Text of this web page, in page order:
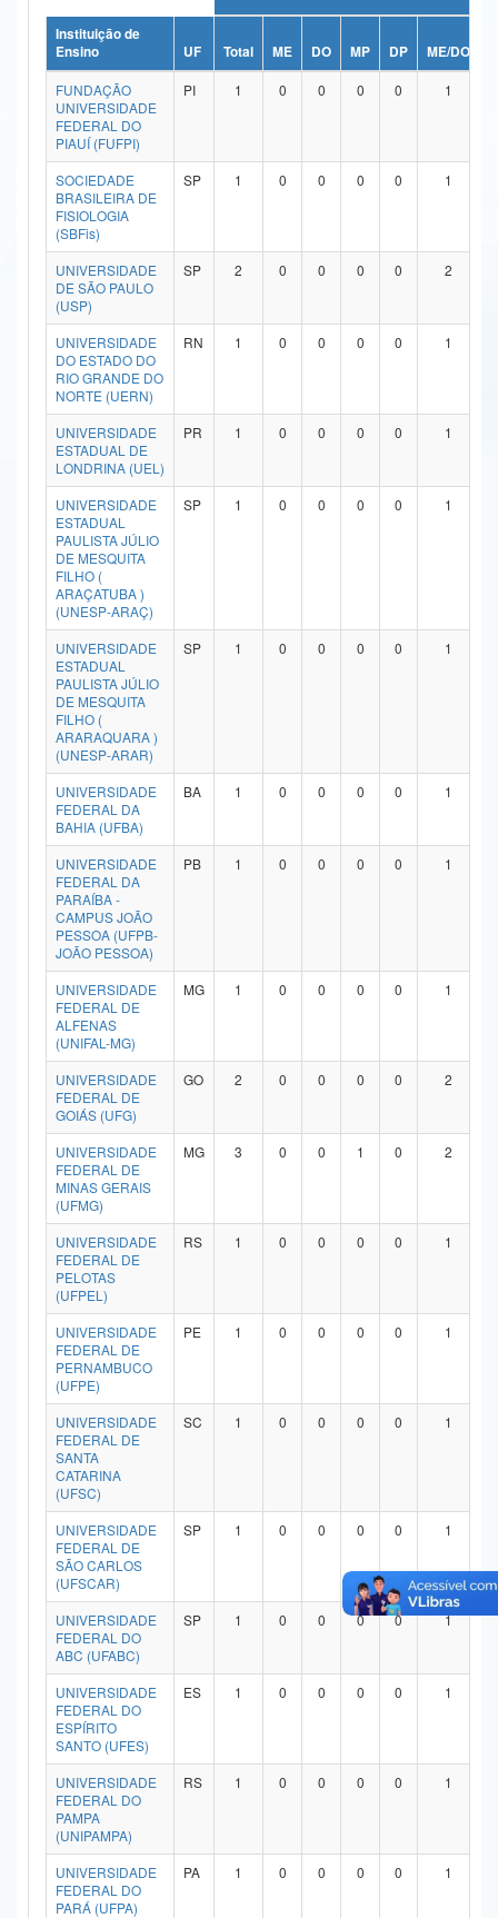
Ministério da Ciência, Tecnologia, Inovações e Comunicações
Ministério do Meio Ambiente
Ministério do Turismo
Ministério do Desenvolvimento Regional
Controladoria-Geral da União
Ministério da Mulher, da Família e dos Direitos Humanos
Secretaria-Geral
Secretaria de Governo
Gabinete de Segurança Institucional
Advocacia-Geral da União
Banco Central do Brasil
Instituição de
Ensino
UF Total ME DO MP DP ME/DO
FUNDAÇÃO
UNIVERSIDADE
FEDERAL DO
PIAUÍ (FUFPI)
PI 1 0 0 0 0 1
SOCIEDADE
BRASILEIRA DE
FISIOLOGIA
(SBFis)
SP 1 0 0 0 0 1
UNIVERSIDADE
DE SÃO PAULO
(USP)
SP 2 0 0 0 0 2
UNIVERSIDADE
DO ESTADO DO
RIO GRANDE DO
NORTE (UERN)
RN 1 0 0 0 0 1
UNIVERSIDADE
ESTADUAL DE
LONDRINA (UEL)
PR 1 0 0 0 0 1
UNIVERSIDADE
ESTADUAL
PAULISTA JÚLIO
DE MESQUITA
FILHO (
ARAÇATUBA )
(UNESP-ARAÇ)
SP 1 0 0 0 0 1
UNIVERSIDADE
ESTADUAL
PAULISTA JÚLIO
DE MESQUITA
FILHO (
ARARAQUARA )
(UNESP-ARAR)
SP 1 0 0 0 0 1
UNIVERSIDADE
FEDERAL DA
BAHIA (UFBA)
BA 1 0 0 0 0 1
UNIVERSIDADE
FEDERAL DA
PARAÍBA -
CAMPUS JOÃO
PESSOA (UFPB-
JOÃO PESSOA)
PB 1 0 0 0 0 1
UNIVERSIDADE
FEDERAL DE
ALFENAS
(UNIFAL-MG)
MG 1 0 0 0 0 1
UNIVERSIDADE
FEDERAL DE
GOIÁS (UFG)
GO 2 0 0 0 0 2
UNIVERSIDADE
FEDERAL DE
MINAS GERAIS
(UFMG)
MG 3 0 0 1 0 2
UNIVERSIDADE
FEDERAL DE
PELOTAS
(UFPEL)
RS 1 0 0 0 0 1
UNIVERSIDADE
FEDERAL DE
PERNAMBUCO
(UFPE)
PE 1 0 0 0 0 1
UNIVERSIDADE
FEDERAL DE
SANTA
CATARINA
(UFSC)
SC 1 0 0 0 0 1
UNIVERSIDADE
FEDERAL DE
SÃO CARLOS
(UFSCAR)
SP 1 0 0 0 0 1
UNIVERSIDADE
FEDERAL DO
ABC (UFABC)
SP 1 0 0 0 0 1
UNIVERSIDADE
FEDERAL DO
ESPÍRITO
SANTO (UFES)
ES 1 0 0 0 0 1
UNIVERSIDADE
FEDERAL DO
PAMPA
(UNIPAMPA)
RS 1 0 0 0 0 1
UNIVERSIDADE
FEDERAL DO
PARÁ (UFPA)
PA 1 0 0 0 0 1